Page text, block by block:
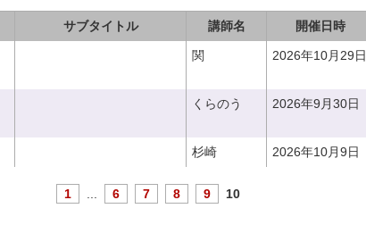
サブタイトル 講師名 開催日時
関 2026年10月29日
くらのう 2026年9月30日
杉崎 2026年10月9日
1 6 7 8 9 10